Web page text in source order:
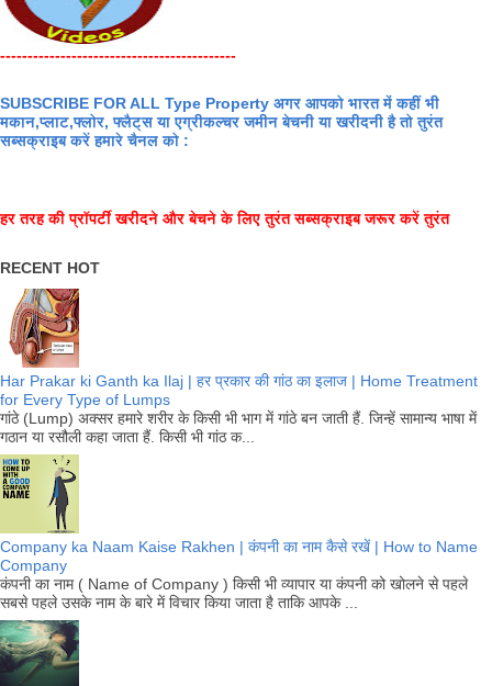
-------------------------------------------
SUBSCRIBE FOR ALL Type Property अगर आपको भारत में कहीं भी
मकान,प्लाट,फ्लोर, फ्लैट्स या एग्रीकल्चर जमीन बेचनी या खरीदनी है तो तुरंत
सब्सक्राइब करें हमारे चैनल को :
हर तरह की प्रॉपर्टी खरीदने और बेचने के लिए तुरंत सब्सक्राइब जरूर करें तुरंत
RECENT HOT
Har Prakar ki Ganth ka Ilaj | हर प्रकार की गांठ का इलाज | Home Treatment
for Every Type of Lumps
गांठे (Lump) अक्सर हमारे शरीर के किसी भी भाग में गांठे बन जाती हैं. जिन्हें सामान्य भाषा में
गठान या रसौली कहा जाता हैं. किसी भी गांठ क...
Company ka Naam Kaise Rakhen | कंपनी का नाम कैसे रखें | How to Name
Company
कंपनी का नाम ( Name of Company ) किसी भी व्यापार या कंपनी को खोलने से पहले
सबसे पहले उसके नाम के बारे में विचार किया जाता है ताकि आपके ...